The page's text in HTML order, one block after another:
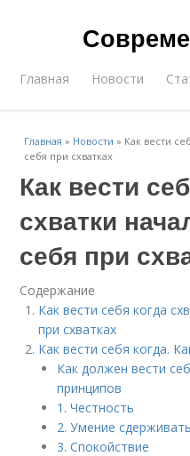
Главная Новости
Главная » Новости » Как вести
себя при схватках
Как вести
схватки
себя при
Содержание
Как вести себя когда
при схватках
Как вести себя когда.
Как должен вести
принципов
1. Честность
2. Умение
3. Спокойствие